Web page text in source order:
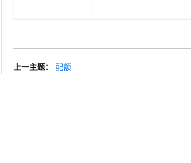
能。
上一主题： 配额